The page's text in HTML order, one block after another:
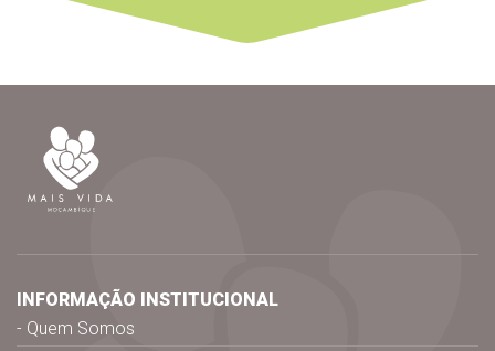
INFORMAÇÃO INSTITUCIONAL
Quem Somos